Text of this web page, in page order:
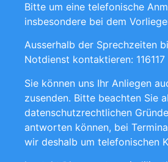
Bitte um eine telefonische
insbesondere bei dem
Ausserhalb der Sprechzeiten
Notdienst kontaktieren: 116117
Sie können uns Ihr Anliegen
zusenden. Bitte beachten Sie
datenschutzrechtlichen
antworten können, bei
wir deshalb um telefonischen